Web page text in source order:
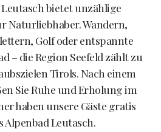
bietet unzählige
Naturliebhaber. Wandern,
Golf oder entspannte
– die Region Seefeld zählt zu
Tirols. Nach einem
Sie Ruhe und Erholung im
haben unsere Gäste gratis
Leutasch.